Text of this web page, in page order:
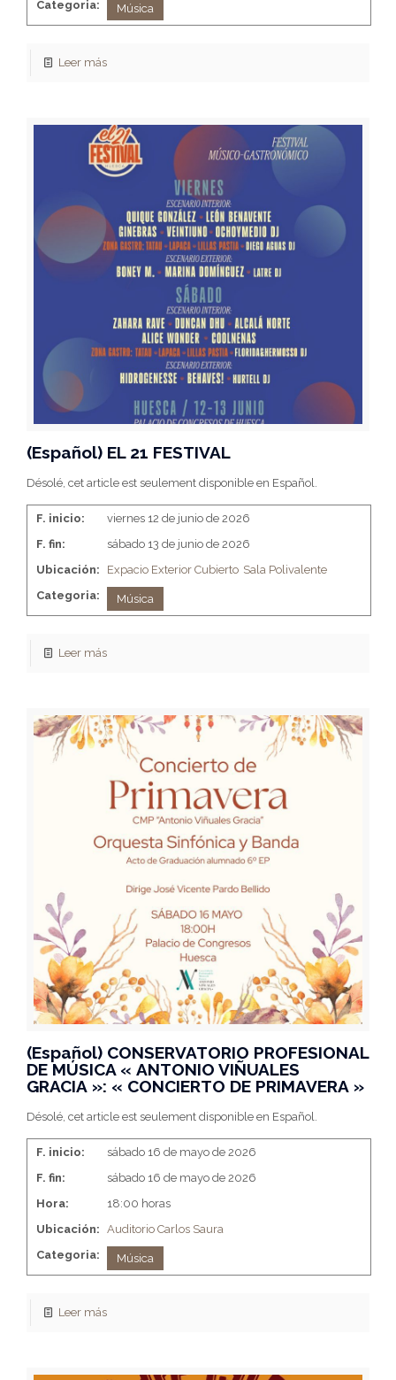
Categoria: Música
Leer más
(Español) EL 21 FESTIVAL
Désolé, cet article est seulement disponible en Español.
F. inicio:
viernes 12 de junio de 2026
F. fin:
sábado 13 de junio de 2026
Ubicación:
Expacio Exterior Cubierto Sala Polivalente
Categoria:
Música
Leer más
(Español) CONSERVATORIO PROFESIONAL
DE MÚSICA « ANTONIO VIÑUALES
GRACIA »: « CONCIERTO DE PRIMAVERA »
Désolé, cet article est seulement disponible en Español.
F. inicio:
sábado 16 de mayo de 2026
F. fin:
sábado 16 de mayo de 2026
Hora:
18:00 horas
Ubicación: Auditorio Carlos Saura
Categoria:
Música
Leer más